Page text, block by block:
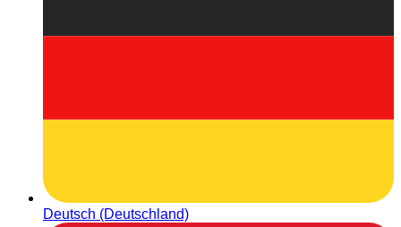
Deutsch (Deutschland)